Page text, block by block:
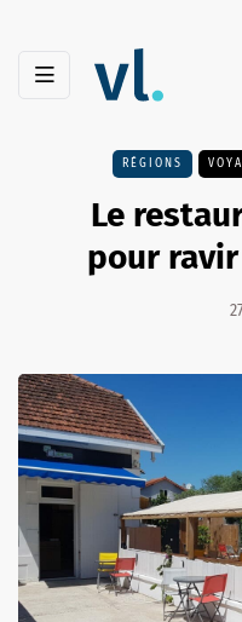
RÉGIONS
Le
pour